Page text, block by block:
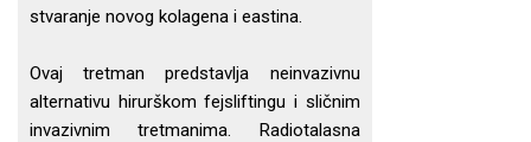
stvaranje novog kolagena i eastina.
Ovaj tretman predstavlja neinvazivnu
alternativu hirurškom fejsliftingu i sličnim
invazivnim tretmanima. Radiotalasna